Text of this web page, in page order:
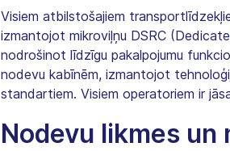
Visiem atbilstošajiem
izmantojot mikroviļņu DSRC
nodrošinot līdzīgu pakalpojumu
nodevu kabīnēm, izmantojot
standartiem. Visiem operatoriem ir
Nodevu likmes un